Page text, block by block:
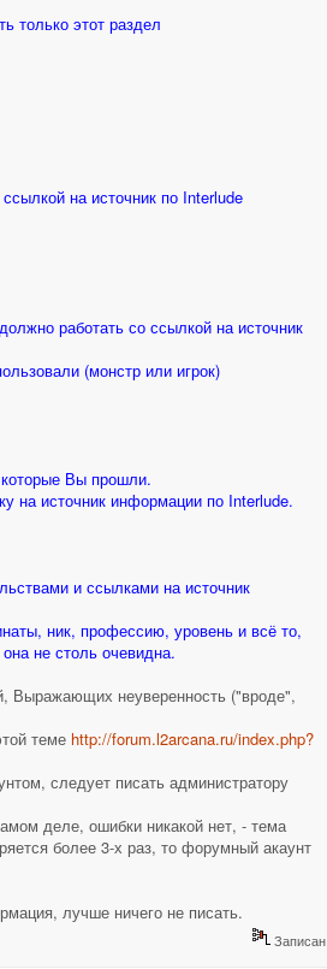
только этот раздел
на источник по Interlude
работать со ссылкой на источник
(монстр или игрок)
которые Вы прошли.
на источник информации по Interlude.
и ссылками на источник
ник, профессию, уровень и всё то,
не столь очевидна.
Выражающих неуверенность ("вроде",
теме http://forum.l2arcana.ru/index.php?
следует писать администратору
деле, ошибки никакой нет, - тема
более 3-х раз, то форумный акаунт
лучше ничего не писать.
Записан